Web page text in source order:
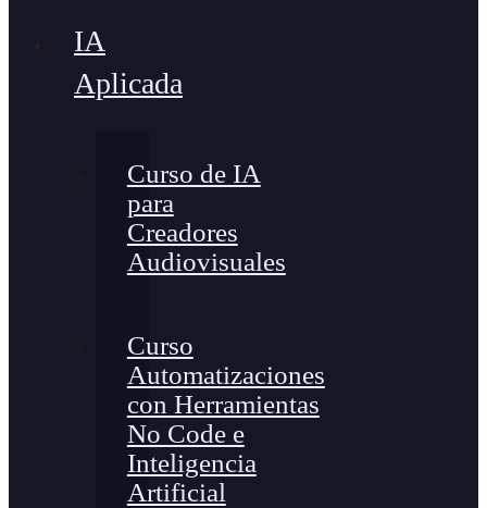
IA
Aplicada
Curso de IA
para
Creadores
Audiovisuales
Curso
Automatizaciones
con Herramientas
No Code e
Inteligencia
Artificial